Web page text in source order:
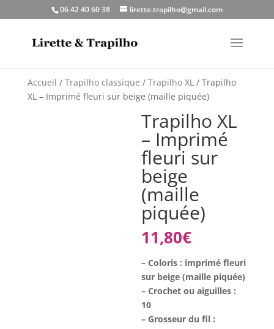
06 42 40 60 38 lirette.trapilho@gmail.com
Accueil / Trapilho classique / Trapilho XL/ Trapilho
XL – Imprimé fleuri sur beige (maille piquée)
Trapilho XL
– Imprimé
fleuri sur
beige
(maille
piquée)
11,80€
– Coloris : imprimé fleuri
sur beige (maille piquée)
– Crochet ou aiguilles :
10
– Grosseur du fil :